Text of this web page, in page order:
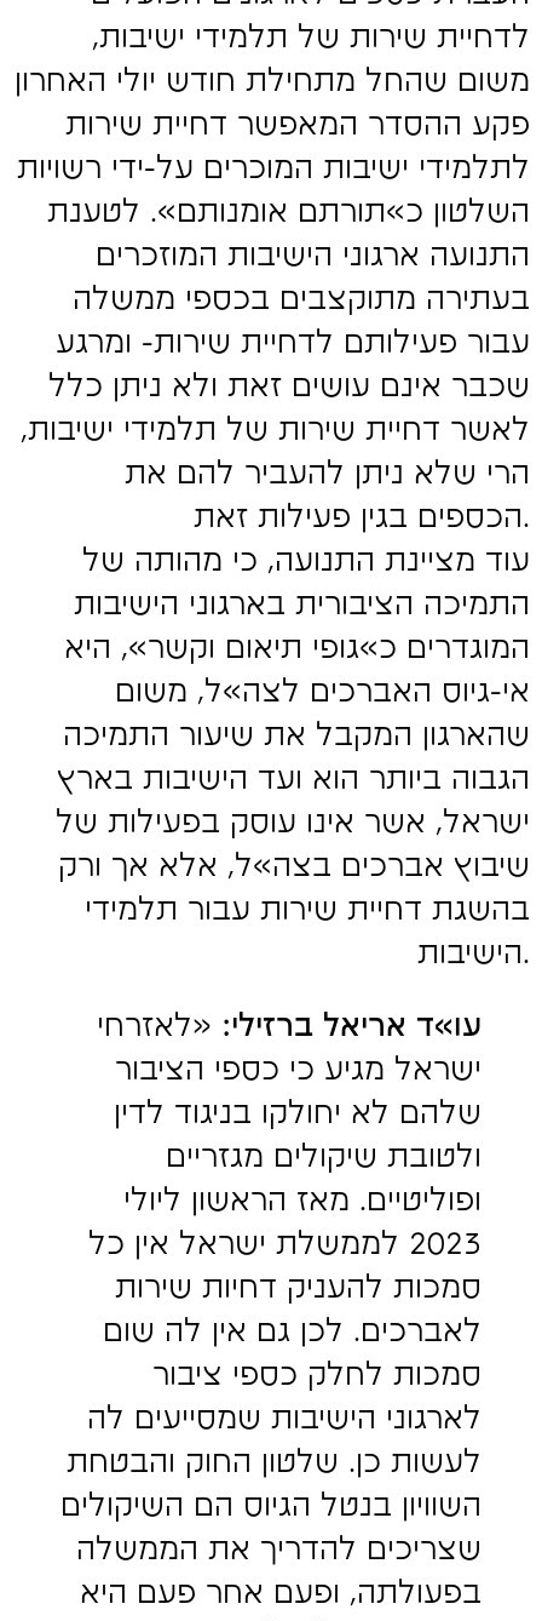
לדחיית שירות של תלמידי ישיבות,
משום שהחל מתחילת חודש יולי האחרון
פקע ההסדר המאפשר דחיית שירות
לתלמידי ישיבות המוכרים על-ידי רשויות
השלטון כ»תורתם אומנותם». לטענת
התנועה ארגוני הישיבות המוזכרים
בעתירה מתוקצבים בכספי ממשלה
עבור פעילותם לדחיית שירות- ומרגע
שכבר אינם עושים זאת ולא ניתן כלל
לאשר דחיית שירות של תלמידי ישיבות,
הרי שלא ניתן להעביר להם את
הכספים בגין פעילות זאת.
עוד מציינת התנועה, כי מהותה של
התמיכה הציבורית בארגוני הישיבות
המוגדרים כ»גופי תיאום וקשר», היא
אי-גיוס האברכים לצה»ל, משום
שהארגון המקבל את שיעור התמיכה
הגבוה ביותר הוא ועד הישיבות בארץ
ישראל, אשר אינו עוסק בפעילות של
שיבוץ אברכים בצה»ל, אלא אך ורק
בהשגת דחיית שירות עבור תלמידי
הישיבות.
עו»ד אריאל ברזילי: «לאזרחי
ישראל מגיע כי כספי הציבור
שלהם לא יחולקו בניגוד לדין
ולטובת שיקולים מגזריים
ופוליטיים. מאז הראשון ליולי
2023 לממשלת ישראל אין כל
סמכות להעניק דחיות שירות
לאברכים. לכן גם אין לה שום
סמכות לחלק כספי ציבור
לארגוני הישיבות שמסייעים לה
לעשות כן. שלטון החוק והבטחת
השוויון בנטל הגיוס הם השיקולים
שצריכים להדריך את הממשלה
בפעולתה, ופעם אחר פעם היא